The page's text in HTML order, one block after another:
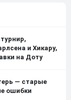
и Хикару,
на Доту
— старые
ошибки